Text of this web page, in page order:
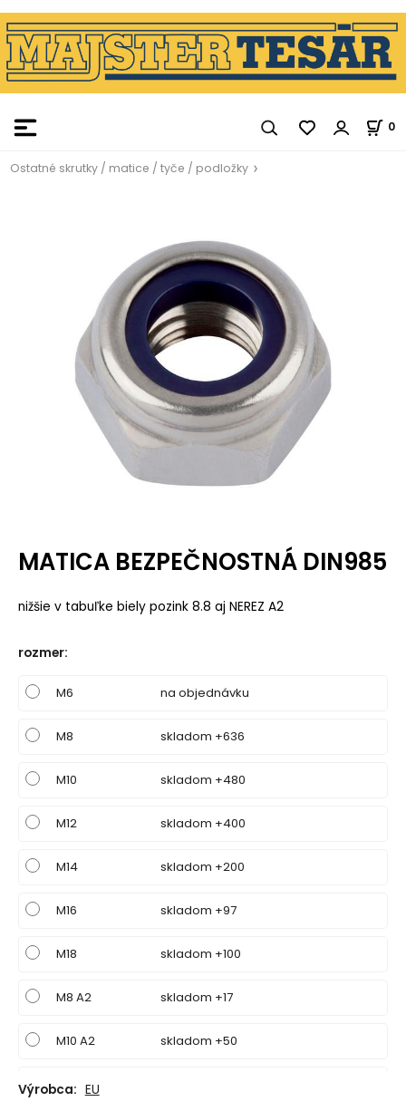
0
Ostatné skrutky / matice / tyče / podložky
MATICA BEZPEČNOSTNÁ DIN985
nižšie v tabuľke biely pozink 8.8 aj NEREZ A2
rozmer:
M6 na objednávku
M8 skladom +636
M10 skladom +480
M12 skladom +400
M14 skladom +200
M16 skladom +97
M18 skladom +100
M8 A2 skladom +17
M10 A2 skladom +50
M12 A2
Výrobca: EU